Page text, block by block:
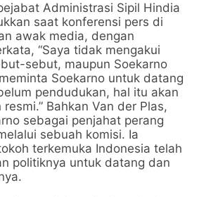
Administrasi Sipil Hindia
saat konferensi pers di
awak media, dengan
“Saya tidak mengakui
sebut, maupun Soekarno
Soekarno untuk datang
pendudukan, hal itu akan
Bahkan Van der Plas,
sebagai penjahat perang
sebuah komisi. Ia
terkemuka Indonesia telah
politiknya untuk datang dan